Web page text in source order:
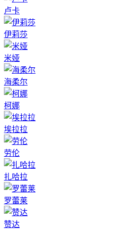
卢卡
伊莉莎
米娅
海柔尔
柯娜
埃拉拉
劳伦
扎哈拉
罗蕾莱
赞达